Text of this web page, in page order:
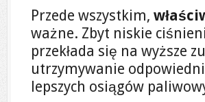
Przede wszystkim,
ważne. Zbyt niskie
przekłada się na wyższe
utrzymywanie
lepszych osiągów